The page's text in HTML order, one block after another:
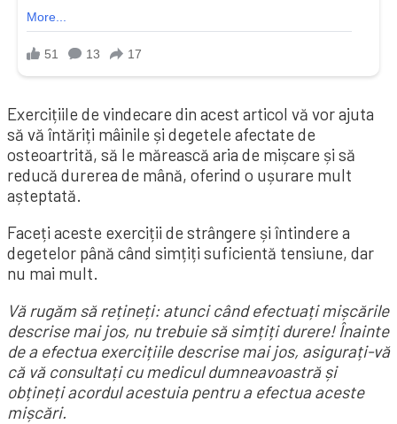
Exercițiile de vindecare din acest articol vă vor ajuta
să vă întăriți mâinile și degetele afectate de
osteoartrită, să le mărească aria de mișcare și să
reducă durerea de mână, oferind o ușurare mult
așteptată.
Faceți aceste exerciții de strângere și întindere a
degetelor până când simțiți suficientă tensiune, dar
nu mai mult.
Vă rugăm să rețineți: atunci când efectuați mișcările
descrise mai jos, nu trebuie să simțiți durere! Înainte
de a efectua exercițiile descrise mai jos, asigurați-vă
că vă consultați cu medicul dumneavoastră și
obțineți acordul acestuia pentru a efectua aceste
mișcări.